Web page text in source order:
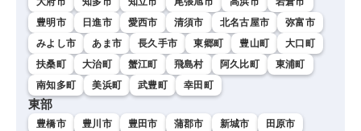
豊明市
日進市 愛西市 清須市 北名古屋市
弥富市
みよし市
あま市 長久手市 東郷町 豊山町
大口町
扶桑町
大治町 蟹江町 飛島村 阿久比町
東浦町
南知多町
美浜町 武豊町 幸田町
東部
豊橋市 豊川市 豊田市 蒲郡市 新城市
田原市